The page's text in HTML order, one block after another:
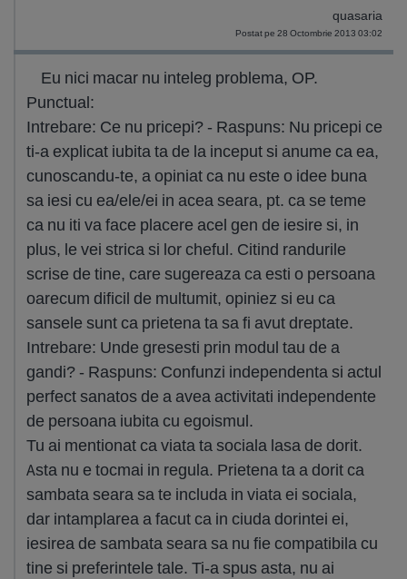
quasaria
Postat pe 28 Octombrie 2013 03:02
Eu nici macar nu inteleg problema, OP.
Punctual:
Intrebare: Ce nu pricepi? - Raspuns: Nu pricepi ce
ti-a explicat iubita ta de la inceput si anume ca ea,
cunoscandu-te, a opiniat ca nu este o idee buna
sa iesi cu ea/ele/ei in acea seara, pt. ca se teme
ca nu iti va face placere acel gen de iesire si, in
plus, le vei strica si lor cheful. Citind randurile
scrise de tine, care sugereaza ca esti o persoana
oarecum dificil de multumit, opiniez si eu ca
sansele sunt ca prietena ta sa fi avut dreptate.
Intrebare: Unde gresesti prin modul tau de a
gandi? - Raspuns: Confunzi independenta si actul
perfect sanatos de a avea activitati independente
de persoana iubita cu egoismul.
Tu ai mentionat ca viata ta sociala lasa de dorit.
Asta nu e tocmai in regula. Prietena ta a dorit ca
sambata seara sa te includa in viata ei sociala,
dar intamplarea a facut ca in ciuda dorintei ei,
iesirea de sambata seara sa nu fie compatibila cu
tine si preferintele tale. Ti-a spus asta, nu ai